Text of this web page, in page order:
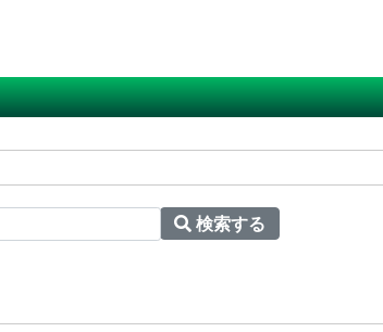
検索する